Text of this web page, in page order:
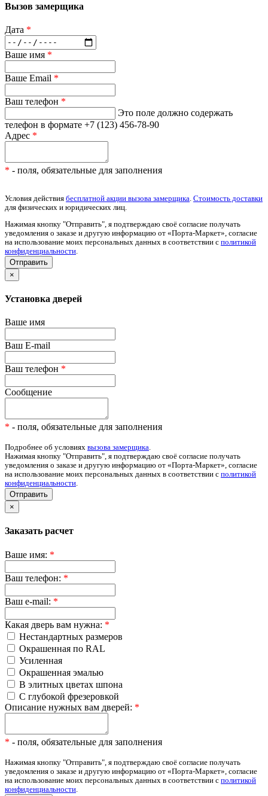
Вызов замерщика
Дата *
Ваше имя *
Ваше Email *
Ваш телефон *
Это поле должно содержать
телефон в формате +7 (123) 456-78-90
Адрес *
* - поля, обязательные для заполнения
Условия действия бесплатной акции вызова замерщика Стоимость доставки
для физических и юридических лиц.
Нажимая кнопку "Отправить", я подтверждаю своё согласие получать
уведомления о заказе и другую информацию от «Порта-Маркет», согласие
на использование моих персональных данных в соответствии с политикой
конфиденциальности
×
Установка дверей
Ваше имя
Ваш E-mail
Ваш телефон *
Сообщение
* - поля, обязательные для заполнения
Подробнее об условиях вызова замерщика.
Нажимая кнопку "Отправить", я подтверждаю своё согласие получать
уведомления о заказе и другую информацию от «Порта-Маркет», согласие
на использование моих персональных данных в соответствии с политикой
конфиденциальности.
Отправить
×
Заказать расчет
Ваше имя: *
Ваш телефон: *
Ваш e-mail: *
Какая дверь вам нужна: *
Нестандартных размеров
Окрашенная по RAL
Усиленная
Окрашенная эмалью
В элитных цветах шпона
С глубокой фрезеровкой
Описание нужных вам дверей: *
* - поля, обязательные для заполнения
Нажимая кнопку "Отправить", я подтверждаю своё согласие получать
уведомления о заказе и другую информацию от «Порта-Маркет», согласие
на использование моих персональных данных в соответствии с политикой
конфиденциальности